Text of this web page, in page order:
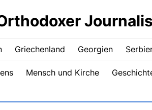
Griechenland Georgien
Mensch und Kirche